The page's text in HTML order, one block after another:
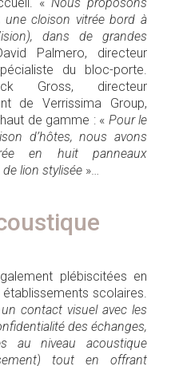
«Nous proposons
une cloison vitrée bord à
dans de grandes
Palmero, directeur
du bloc-porte.
Gross, directeur
de Verrissima Group,
de gamme : « Pour le
d’hôtes, nous avons
en huit panneaux
lion stylisée »…
plébiscitées en
scolaires.
contact visuel avec les
des échanges,
au niveau acoustique
tout en offrant